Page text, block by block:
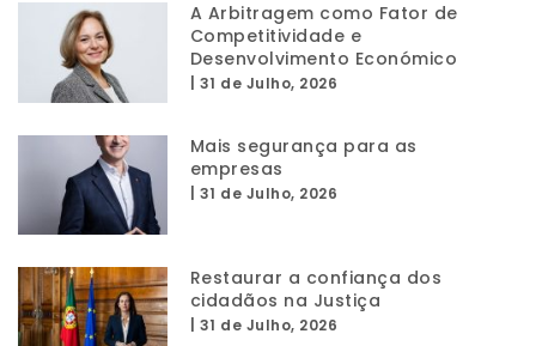
A Arbitragem como Fator de
Competitividade e
Desenvolvimento Económico
31 de Julho, 2026
Mais segurança para as
empresas
31 de Julho, 2026
Restaurar a confiança dos
cidadãos na Justiça
31 de Julho, 2026